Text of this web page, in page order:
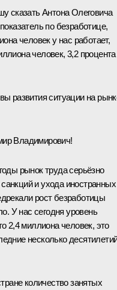
сказать Антона Олеговича
по безработице,
человек у нас работает,
человек, 3,2
развития ситуации на
Владимирович!
рынок труда серьёзно
и ухода иностранных
рост безработицы
У нас сегодня уровень
2,4 миллиона человек, это
несколько
количество занятых